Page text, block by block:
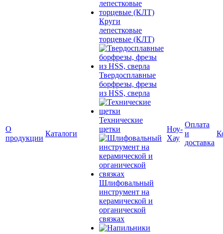
О
продукции
Каталоги
Круги
лепестковые
торцевые (КЛТ)
Твердосплавные
борфрезы, фрезы
из HSS, сверла
Технические
щетки
Шлифовальный
инструмент на
керамической и
органической
связках
Ноу-
Хау
Оплата
и
доставка